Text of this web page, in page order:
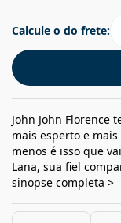
Calcule o do frete:
John John Florence
mais esperto e
menos é isso que
Lana, sua fiel
sinopse completa >